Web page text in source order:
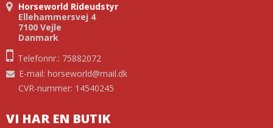
Horseworld Rideudstyr
Ellehammersvej 4
7100 Vejle
Danmark
Telefonnr.: 75882072
E-mail: horseworld@mail.dk
CVR-nummer: 14540245
VI HAR EN BUTIK